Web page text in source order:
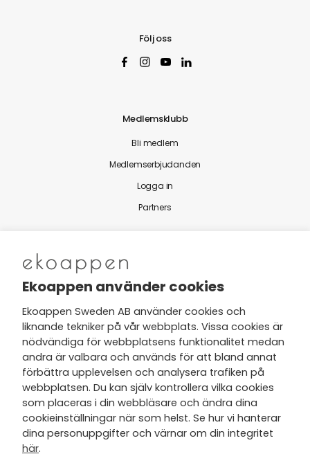
Följ oss
Medlemsklubb
Bli medlem
Medlemserbjudanden
Logga in
Partners
Nytt från Ekoappen
Jag har tagit del av Ekoappens
personuppgifts- och
integritetspolicyoch tar gärna del
av nyheter, hälsotips och exklusiva
erbjudanden via min e-post.
Ekoappen använder cookies
Ekoappen Sweden AB använder cookies och
liknande tekniker på vår webbplats. Vissa cookies är
nödvändiga för webbplatsens funktionalitet medan
andra är valbara och används för att bland annat
förbättra upplevelsen och analysera trafiken på
webbplatsen. Du kan själv kontrollera vilka cookies
som placeras i din webbläsare och ändra dina
cookieinställningar när som helst. Se hur vi hanterar
dina personuppgifter och värnar om din integritet
här.